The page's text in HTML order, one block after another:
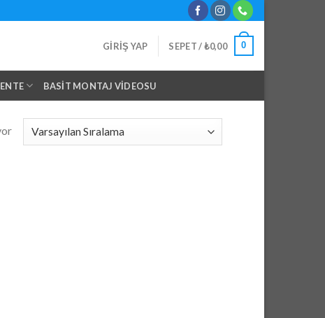
GIRIŞ YAP SEPET /₺0,00 0
BASIT MONTAJ VIDEOSU